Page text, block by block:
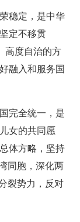
稳定，是中华
定不移贯
高度自治的方
融入和服务国
完全统一，是
女的共同愿
体方略，坚持
同胞，深化两
裂势力，反对